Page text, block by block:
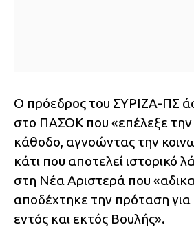
Ο πρόεδρος του ΣΥΡΙΖΑ-ΠΣ
στο ΠΑΣΟΚ που «επέλεξε
κάθοδο, αγνοώντας την
κάτι που αποτελεί ιστορικό
στη Νέα Αριστερά που
αποδέχτηκε την πρόταση
εντός και εκτός Βουλής».